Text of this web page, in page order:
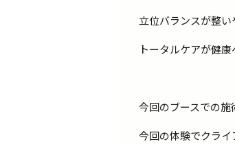
立位バランスが整い
トータルケアが健
今回のブースでの
今回の体験でクラ